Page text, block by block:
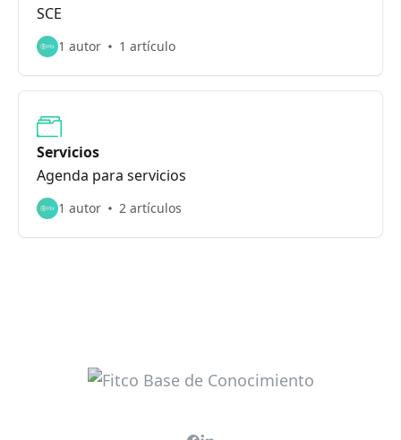
SCE
1 autor 1 artículo
Servicios
Agenda para servicios
1 autor 2 artículos